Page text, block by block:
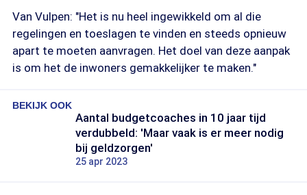
Van Vulpen: "Het is nu heel ingewikkeld om al die
regelingen en toeslagen te vinden en steeds opnieuw
apart te moeten aanvragen. Het doel van deze aanpak
is om het de inwoners gemakkelijker te maken."
BEKIJK OOK
Aantal budgetcoaches in 10 jaar tijd
verdubbeld: 'Maar vaak is er meer nodig
bij geldzorgen'
25 apr 2023